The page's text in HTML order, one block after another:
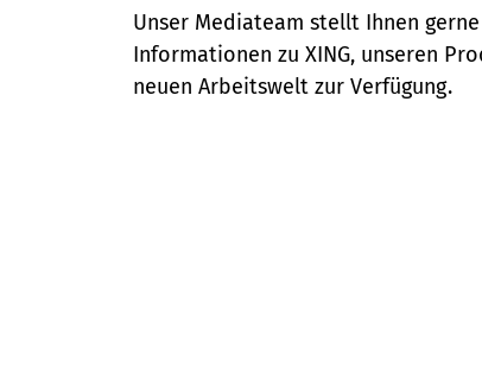
Unser Mediateam stellt Ihnen
Informationen zu XING, unseren
neuen Arbeitswelt zur Verfügung.